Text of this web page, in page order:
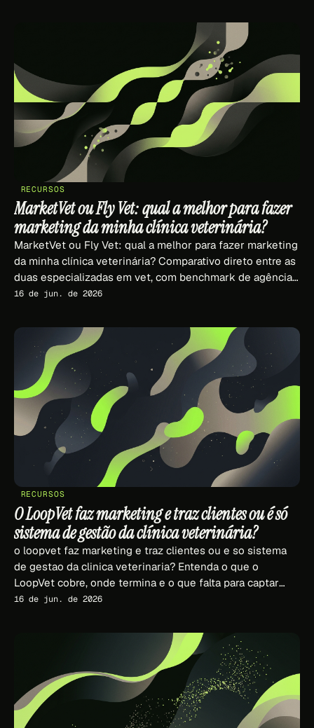
RECURSOS
MarketVet ou Fly Vet: qual a melhor para fazer
marketing da minha clínica veterinária?
MarketVet ou Fly Vet: qual a melhor para fazer marketing
da minha clínica veterinária? Comparativo direto entre as
duas especializadas em vet, com benchmark de agência
tradicional.
16 de jun. de 2026
RECURSOS
O LoopVet faz marketing e traz clientes ou é só
sistema de gestão da clínica veterinária?
o loopvet faz marketing e traz clientes ou e so sistema
de gestao da clinica veterinaria? Entenda o que o
LoopVet cobre, onde termina e o que falta para captar
tutores.
16 de jun. de 2026